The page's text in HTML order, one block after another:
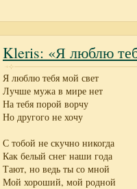
Kleris: «Я люблю
Я люблю тебя мой свет
Лучше мужа в мире нет
На тебя порой ворчу
Но другого не хочу
С тобой не скучно никогда
Как белый снег наши года
Тают, но ведь ты со мной
Мой хороший, мой родной